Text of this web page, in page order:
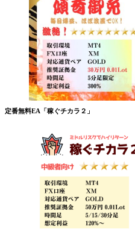
定番無料EA「稼ぐチカラ２」